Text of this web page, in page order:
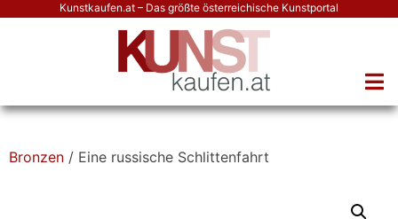
Kunstkaufen.at – Das größte österreichische Kunstportal
Bronzen / Eine russische Schlittenfahrt